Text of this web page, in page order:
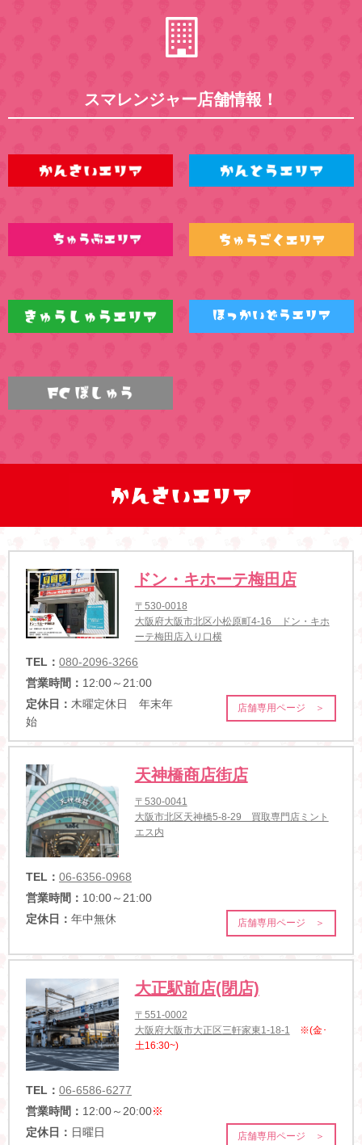
スマレンジャー店舗情報！
ドン・キホーテ梅田店
〒530-0018
大阪府大阪市北区小松原町4-16 ドン・キホ
ーテ梅田店入り口横
TEL： 080-2096-3266
営業時間： 12:00～21:00
定休日： 木曜定休日 年末年
始
店舗専用ページ ＞
天神橋商店街店
〒530-0041
大阪市北区天神橋5-8-29 買取専門店ミント
エス内
TEL： 06-6356-0968
営業時間： 10:00～21:00
定休日： 年中無休 店舗専用ページ ＞
大正駅前店(閉店)
〒551-0002
大阪府大阪市大正区三軒家東1-18-1
※(金･
土16:30~)
TEL： 06-6586-6277
営業時間： 12:00～20:00※
定休日： 日曜日 店舗専用ページ ＞